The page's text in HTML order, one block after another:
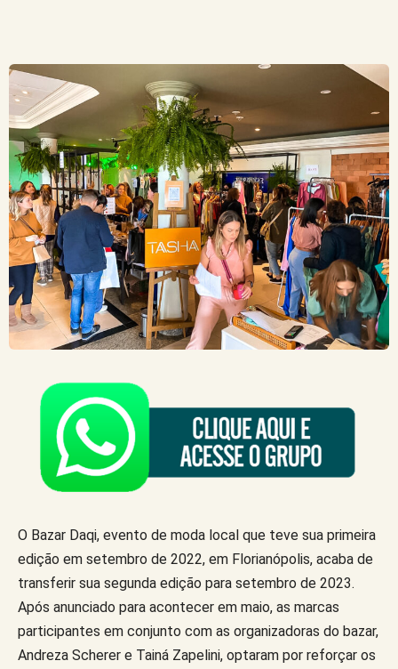
O Bazar Daqi, evento de moda local que teve sua primeira
edição em setembro de 2022, em Florianópolis, acaba de
transferir sua segunda edição para setembro de 2023.
Após anunciado para acontecer em maio, as marcas
participantes em conjunto com as organizadoras do bazar,
Andreza Scherer e Tainá Zapelini, optaram por reforçar os